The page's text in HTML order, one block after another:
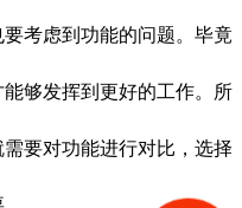
考虑到功能的问题。毕竟
够发挥到更好的工作。所
要对功能进行对比，选择